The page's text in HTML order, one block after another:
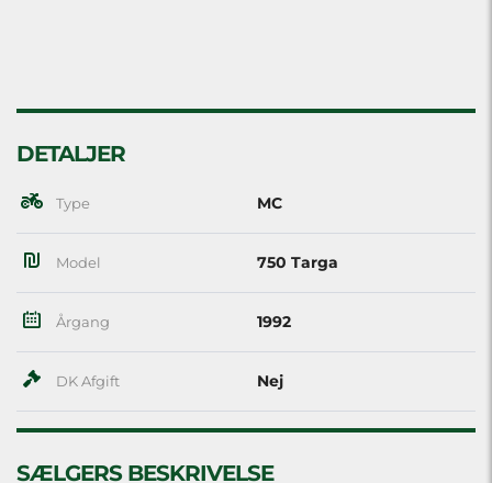
DETALJER
Type MC
Model 750 Targa
Årgang 1992
DK Afgift Nej
SÆLGERS BESKRIVELSE